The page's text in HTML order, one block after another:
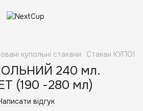
купольні стакани Стакан
240 мл.
(190 -280 мл)
відгук